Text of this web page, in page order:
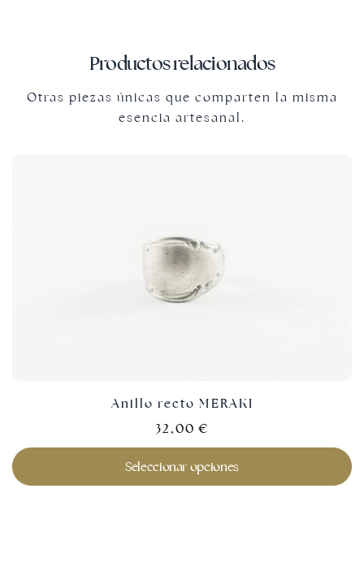
Productos relacionados
Otras piezas únicas que comparten la misma
esencia artesanal.
Anillo recto MERAKI
32,00€
Seleccionar opciones